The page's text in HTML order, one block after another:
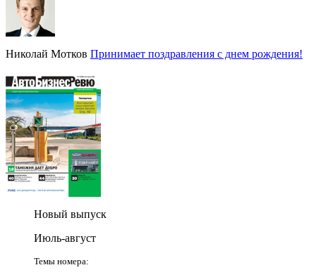
Николай Мотков Принимает поздравления с днем рождения!
Новый выпуск
Июль-август
Темы номера: